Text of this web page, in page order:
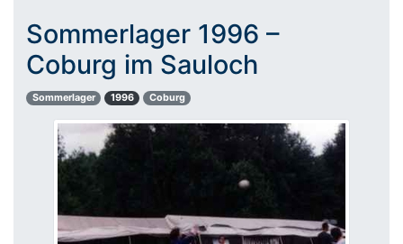
Sommerlager 1996 –
Coburg im Sauloch
Sommerlager 1996 Coburg